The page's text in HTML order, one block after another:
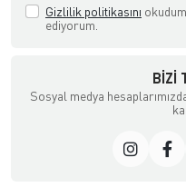
Gizlilik politikasını
ediyorum.
BIZI
Sosyal medya